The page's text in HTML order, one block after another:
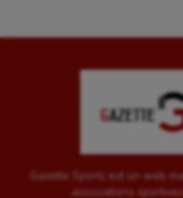
Gazette Sports est un web
associations